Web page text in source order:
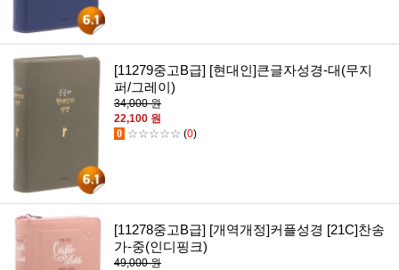
[11279중고B급] [현대인]큰글자성경-대(무지
퍼/그레이)
34,000 원
22,100 원
0 ☆☆☆☆☆ (0)
[11278중고B급] [개역개정]커플성경 [21C]찬송
가-중(인디핑크)
49,000 원